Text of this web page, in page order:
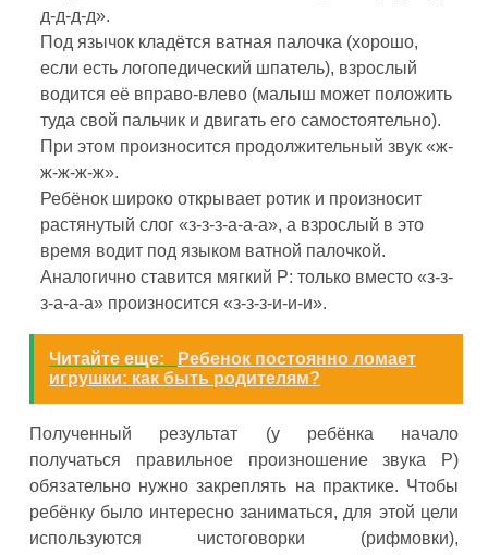
д-д-д-д».
Под язычок кладётся ватная палочка (хорошо,
если есть логопедический шпатель), взрослый
водится её вправо-влево (малыш может положить
туда свой пальчик и двигать его самостоятельно).
При этом произносится продолжительный звук «ж-
ж-ж-ж-ж».
Ребёнок широко открывает ротик и произносит
растянутый слог «з-з-з-а-а-а», а взрослый в это
время водит под языком ватной палочкой.
Аналогично ставится мягкий Р: только вместо «з-з-
з-а-а-а» произносится «з-з-з-и-и-и».
Читайте еще:
Ребенок постоянно ломает
игрушки: как быть родителям?
Полученный результат (у ребёнка начало
получаться правильное произношение звука Р)
обязательно нужно закреплять на практике. Чтобы
ребёнку было интересно заниматься, для этой цели
используются чистоговорки (рифмовки),